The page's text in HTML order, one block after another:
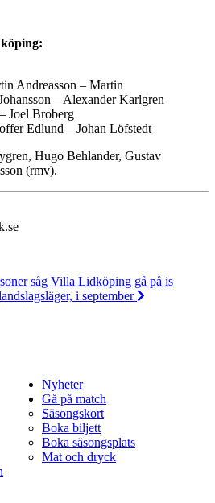
Andreasson – Martin
– Alexander Karlgren
Joel Broberg
Edlund – Johan Löfstedt
Hugo Behlander, Gustav
(rmv).
såg Villa Lidköping gå på is
i september
Nyheter
Gå på match
Säsongskort
Boka biljett
Boka säsongsplats
Mat och dryck